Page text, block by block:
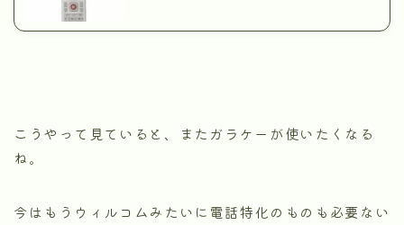
こうやって見ていると、またガラケーが使いたくなる
ね。
今はもうウィルコムみたいに電話特化のものも必要ない